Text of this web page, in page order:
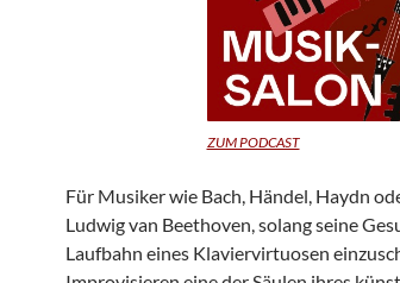
ZUM PODCAST
Für Musiker wie Bach, Händel, Haydn
Ludwig van Beethoven, solang seine
Laufbahn eines Klaviervirtuosen